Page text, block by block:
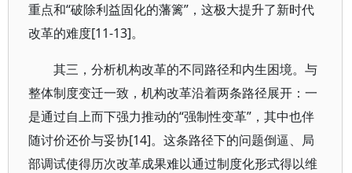
重点和“破除利益固化的藩篱”，这极大提升了新时代
改革的难度[11-13]。
其三，分析机构改革的不同路径和内生困境。与
整体制度变迁一致，机构改革沿着两条路径展开：一
是通过自上而下强力推动的“强制性变革”，其中也伴
随讨价还价与妥协[14]。这条路径下的问题倒逼、局
部调试使得历次改革成果难以通过制度化形式得以维